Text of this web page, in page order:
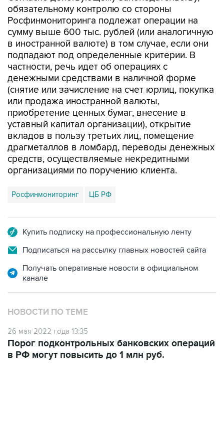
обязательному контролю со стороны
Росфинмониторинга подлежат операции на
сумму выше 600 тыс. рублей (или аналогичную
в иностранной валюте) в том случае, если они
подпадают под определенные критерии. В
частности, речь идет об операциях с
денежными средствами в наличной форме
(снятие или зачисление на счет юрлиц, покупка
или продажа иностранной валюты,
приобретение ценных бумаг, внесение в
уставный капитал организации), открытие
вкладов в пользу третьих лиц, помещение
драгметаллов в ломбард, переводы денежных
средств, осуществляемые некредитными
организациями по поручению клиента.
Росфинмониторинг ЦБ РФ
Купить подписку на профессиональную ленту
Подписаться на рассылку главных новостей сайта
Получать оперативные новости в официальном
канале
НОВОСТИ ПО ТЕМЕ
26 мая 2022 года 13:35
Порог подконтрольных банковских операций
в РФ могут повысить до 1 млн руб.